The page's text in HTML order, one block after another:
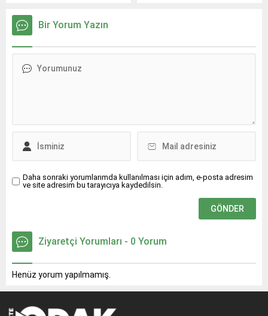
Bir Yorum Yazın
Daha sonraki yorumlarımda kullanılması için adım, e-posta adresim
ve site adresim bu tarayıcıya kaydedilsin.
Ziyaretçi Yorumları - 0 Yorum
Henüz yorum yapılmamış.